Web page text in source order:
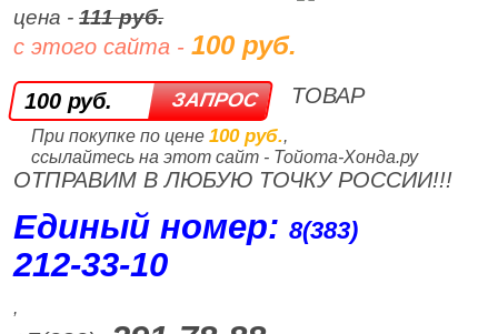
цена -111 руб.
с этого сайта -100 руб.
100 руб.
При покупке по цене 100 руб.,
ссылайтесь на этот сайт - Тойота-Хонда.ру
ТОВАР
ОТПРАВИМ В ЛЮБУЮ ТОЧКУ РОССИИ!!!
Единый номер:8(383)
212‑33‑10
,